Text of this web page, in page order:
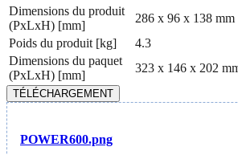
Dimensions du produit
(PxLxH) [mm]
286 x 96 x 138 mm
Poids du produit [kg]
4.3
Dimensions du paquet
(PxLxH) [mm]
323 x 146 x 202
TÉLÉCHARGEMENT
POWER600.png